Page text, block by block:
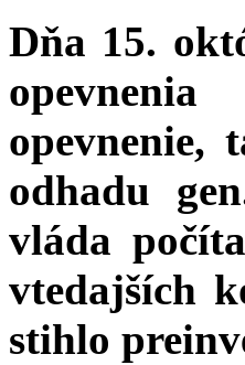
Dňa 15.
opevnenie,
odhadu
vláda
vtedajších
stihlo